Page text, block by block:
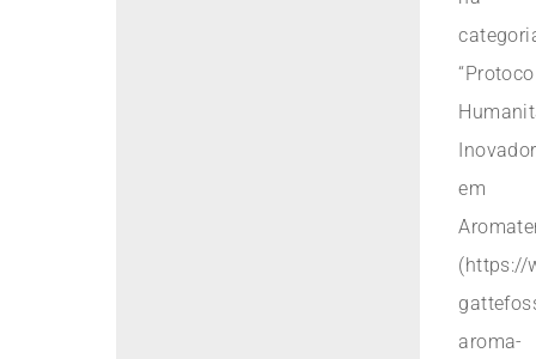
Inovador
em
(https://
aroma-